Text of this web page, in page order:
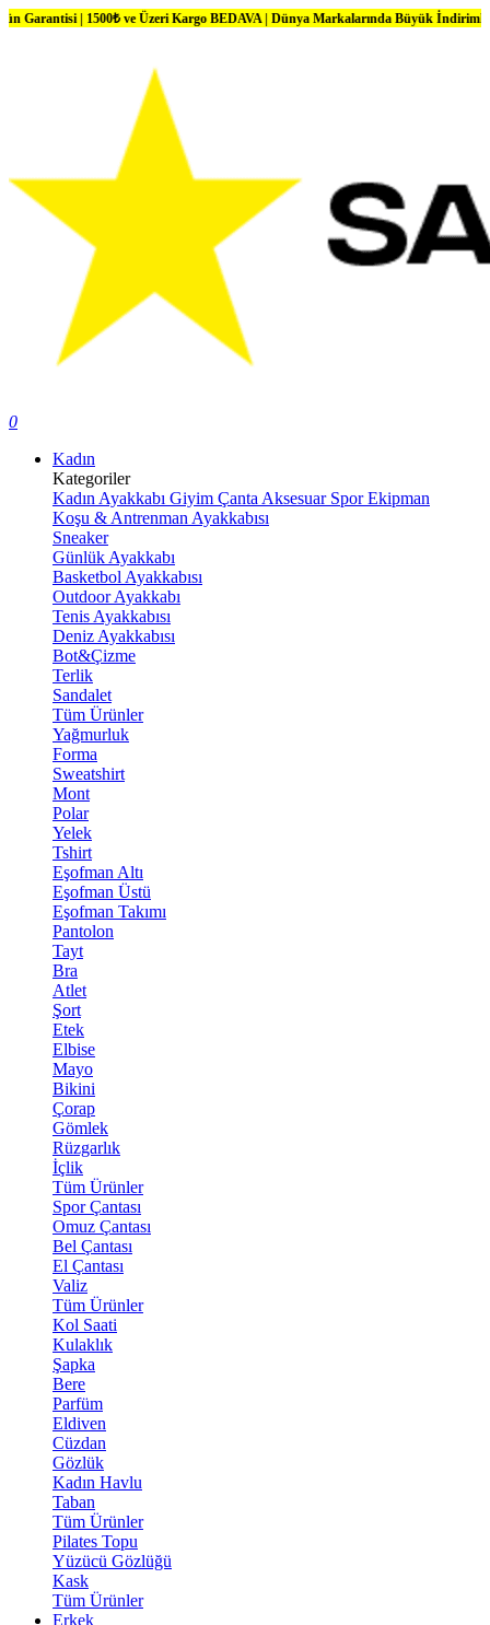
ve Üzeri Kargo BEDAVA | Dünya Markalarında Büyük İndirimler
0
Kadın
Kategoriler
Kadın Ayakkabı Giyim Çanta Aksesuar Spor Ekipman
Koşu & Antrenman Ayakkabısı
Sneaker
Günlük Ayakkabı
Basketbol Ayakkabısı
Outdoor Ayakkabı
Tenis Ayakkabısı
Deniz Ayakkabısı
Bot&Çizme
Terlik
Sandalet
Tüm Ürünler
Yağmurluk
Forma
Sweatshirt
Mont
Polar
Yelek
Tshirt
Eşofman Altı
Eşofman Üstü
Eşofman Takımı
Pantolon
Tayt
Bra
Atlet
Şort
Etek
Elbise
Mayo
Bikini
Çorap
Gömlek
Rüzgarlık
İçlik
Tüm Ürünler
Spor Çantası
Omuz Çantası
Bel Çantası
El Çantası
Valiz
Tüm Ürünler
Kol Saati
Kulaklık
Şapka
Bere
Parfüm
Eldiven
Cüzdan
Gözlük
Kadın Havlu
Taban
Tüm Ürünler
Pilates Topu
Yüzücü Gözlüğü
Kask
Tüm Ürünler
Erkek